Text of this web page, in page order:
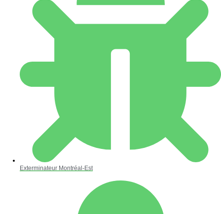
Exterminateur Montréal-Est